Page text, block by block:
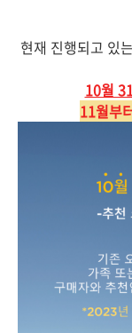
현재 진행되고 있는
10월
11월부